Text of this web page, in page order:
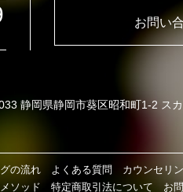
お問い
静岡県静岡市葵区昭和町1-2 ス
の流れ よくある質問 カウンセリ
ソッド 特定商取引法について お